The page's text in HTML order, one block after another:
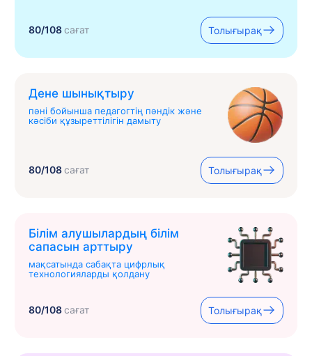
80/108сағат Толығырақ
Дене шынықтыру
пәні бойынша педагогтің пәндік және
кәсіби құзыреттілігін дамыту
80/108сағат Толығырақ
Білім алушылардың білім
сапасын арттыру
мақсатында сабақта цифрлық
технологияларды қолдану
80/108сағат Толығырақ